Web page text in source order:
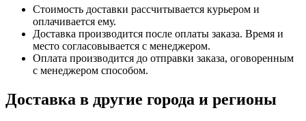
Стоимость доставки рассчитывается курьером и
оплачивается ему.
Доставка производится после оплаты заказа. Время и
место согласовывается с менеджером.
Оплата производится до отправки заказа, оговоренным
с менеджером способом.
Доставка в другие города и регионы